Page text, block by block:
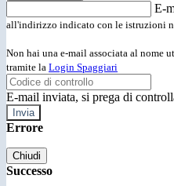
E-
all'indirizzo indicato con le istruzioni
Non hai una e-mail associata al nome
tramite la Login Spaggiari
E-mail inviata, si prega di
Errore
Chiudi
Successo